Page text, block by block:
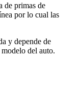
de primas de
por lo cual las
y depende de
del auto.